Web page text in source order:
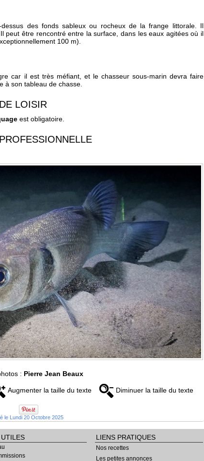
des fonds sableux ou rocheux de la frange littorale. Il
peut être rencontré entre la surface, dans les eaux agitées où il
100 m).
car il est très méfiant, et le chasseur sous-marin devra faire
à son tableau de chasse.
LOISIR
est obligatoire.
: Pierre Jean Beaux
Augmenter la taille du texte Diminuer la taille du texte
le Lundi 20 Octobre 2025
LIENS PRATIQUES
Nos recettes
Les petites annonces